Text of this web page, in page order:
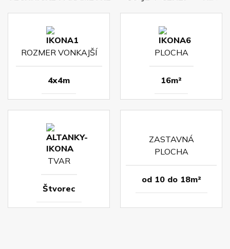
ROZMER VONKAJŠÍ
4x4m
PLOCHA
16m²
TVAR
Štvorec
ZASTAVNÁ
PLOCHA
od 10 do 18m²